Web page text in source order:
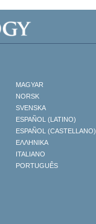
MAGYAR
NORSK
SVENSKA
ESPAÑOL (LATINO)
ESPAÑOL (CASTELLANO)
ΕΛΛΗΝΙΚA
ITALIANO
PORTUGUÊS